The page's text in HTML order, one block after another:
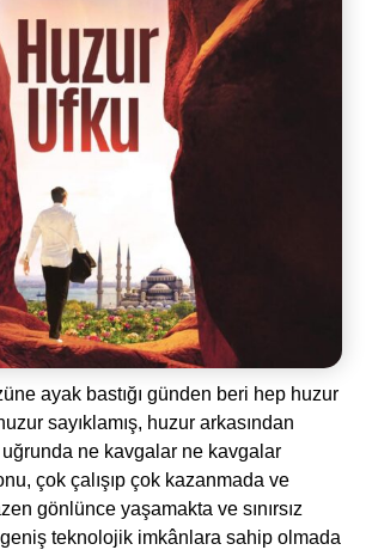
ayak bastığı günden beri hep huzur
sayıklamış, huzur arkasından
ne kavgalar ne kavgalar
çok çalışıp çok kazanmada ve
gönlünce yaşamakta ve sınırsız
teknolojik imkânlara sahip olmada